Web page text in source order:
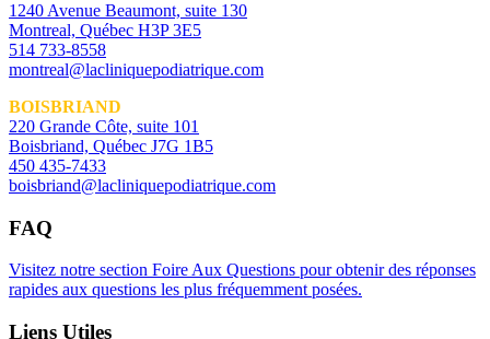
1240 Avenue Beaumont, suite 130
Montreal, Québec H3P 3E5
514 733-8558
montreal@lacliniquepodiatrique.com
BOISBRIAND
220 Grande Côte, suite 101
Boisbriand, Québec J7G 1B5
450 435-7433
boisbriand@lacliniquepodiatrique.com
FAQ
Visitez notre section Foire Aux Questions pour obtenir des réponses
rapides aux questions les plus fréquemment posées.
Liens Utiles